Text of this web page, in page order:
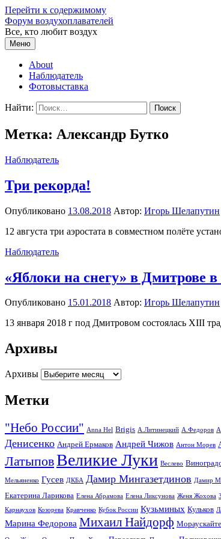
Перейти к содержимому
Форум воздухоплавателей
Все, кто любит воздух
Меню
About
Наблюдатель
Фотовыставка
Найти:
Метка: Александр Бутко
Наблюдатель
Три рекорда!
Опубликовано 13.08.2018 Автор: Игорь Шелапутин
12 августа три аэростата в совместном полёте
Наблюдатель
«Яблоки на снегу» в Дмитрове в
Опубликовано 15.01.2018 Автор: Игорь Шелапутин
13 января 2018 г под Дмитровом состоялась XIII
Архивы
Архивы
Метки
"Небо России" Anna Hel Brigis А.Литинецкий А.Федоров
Денисенко Андрей Ермаков Андрей Чижов Антон Морев
ЛатыповВеликие Луки Веслево
Мельяненко Гусев ДКБА Дамир Мингазетдинов Дамир
Екатерина Ларикова Елена Абрамова Елена Ликсунова Женя Жохова
Карнаухов Козорева Кравченко Кубок России Кузьминых Кульков
Марина Федорова Михаил Найдорф Мораускайте